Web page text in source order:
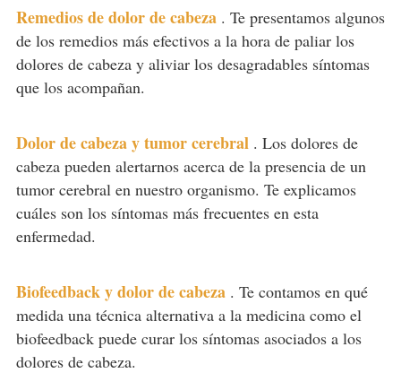
Remedios de dolor de cabeza . Te presentamos algunos
de los remedios más efectivos a la hora de paliar los
dolores de cabeza y aliviar los desagradables síntomas
que los acompañan.
Dolor de cabeza y tumor cerebral . Los dolores de
cabeza pueden alertarnos acerca de la presencia de un
tumor cerebral en nuestro organismo. Te explicamos
cuáles son los síntomas más frecuentes en esta
enfermedad.
Biofeedback y dolor de cabeza . Te contamos en qué
medida una técnica alternativa a la medicina como el
biofeedback puede curar los síntomas asociados a los
dolores de cabeza.